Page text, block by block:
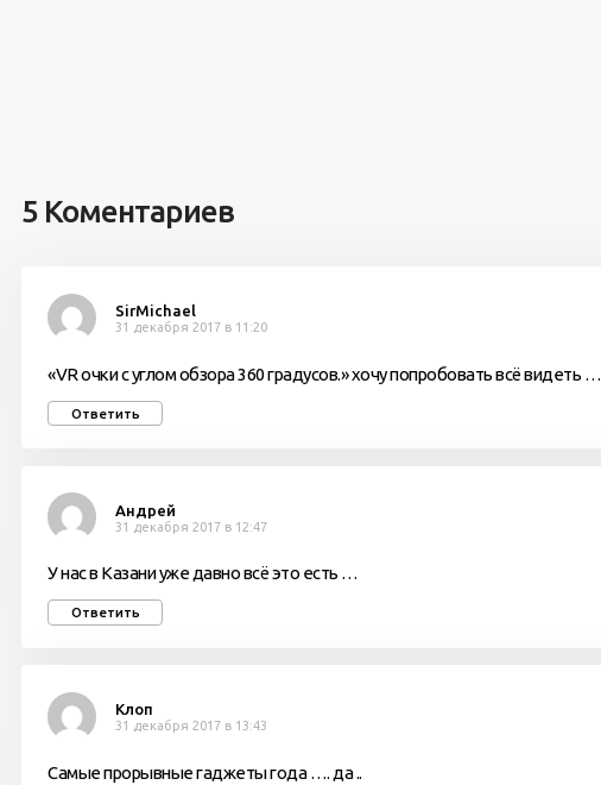
5 Коментариев
SirMichael
31 декабря 2017 в 11:20
«VR очки с углом обзора 360 градусов.» хочу попробовать всё видеть …
Ответить
Андрей
31 декабря 2017 в 12:47
У нас в Казани уже давно всё это есть …
Ответить
Клоп
31 декабря 2017 в 13:43
Самые прорывные гаджеты года …. да ..